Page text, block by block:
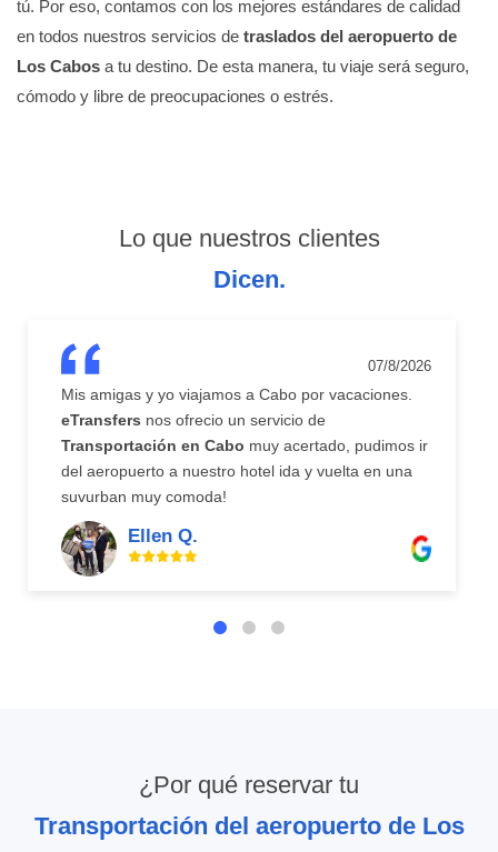
tú. Por eso, contamos con los mejores estándares de calidad
en todos nuestros servicios de traslados del aeropuerto de
Los Cabos a tu destino. De esta manera, tu viaje será seguro,
cómodo y libre de preocupaciones o estrés.
Lo que nuestros clientes
Dicen.
07/8/2026
Mis amigas y yo viajamos a Cabo por vacaciones.
eTransfers nos ofrecio un servicio de
Transportación en Cabo muy acertado, pudimos ir
del aeropuerto a nuestro hotel ida y vuelta en una
suvurban muy comoda!
Ellen Q.
¿Por qué reservar tu
Transportación del aeropuerto de Los